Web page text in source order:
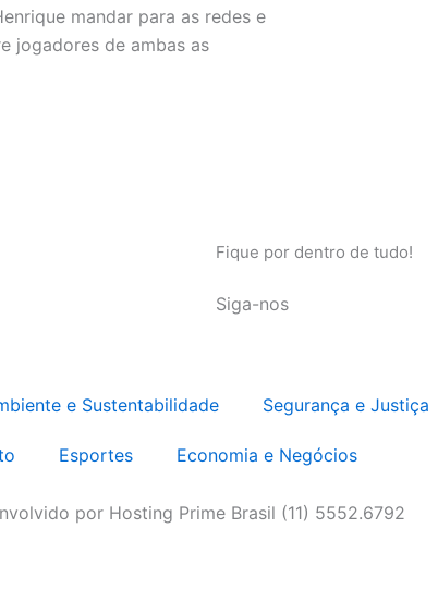
mandar para as redes e
jogadores de ambas as
Fique por dentro de tudo!
Siga-nos
e Sustentabilidade Segurança e Justiça
Esportes Economia e Negócios
por Hosting Prime Brasil (11) 5552.6792